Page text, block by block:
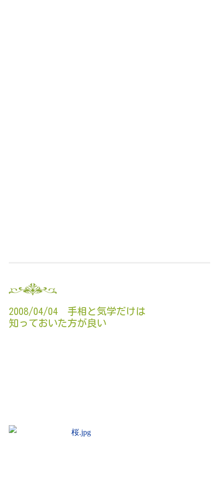
2008/04/04 手相と気学だけは
知っておいた方が良い